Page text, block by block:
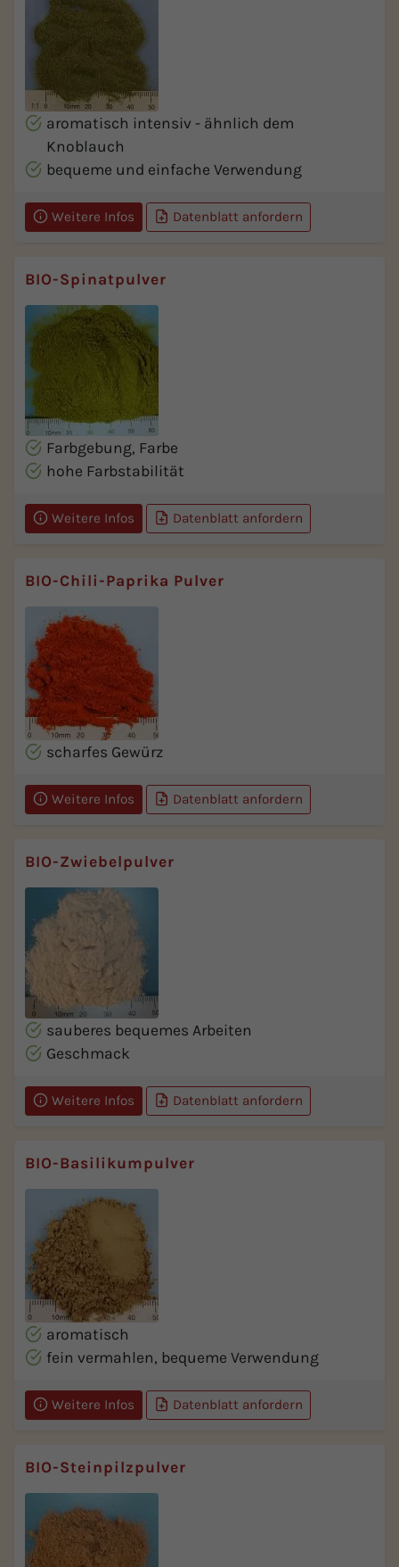
aromatisch intensiv - ähnlich dem
Knoblauch
bequeme und einfache Verwendung
Weitere Infos Datenblatt anfordern
BIO-Spinatpulver
Farbgebung, Farbe
hohe Farbstabilität
Weitere Infos Datenblatt anfordern
BIO-Chili-Paprika Pulver
scharfes Gewürz
Weitere Infos Datenblatt anfordern
BIO-Zwiebelpulver
sauberes bequemes Arbeiten
Geschmack
Weitere Infos Datenblatt anfordern
BIO-Basilikumpulver
aromatisch
fein vermahlen, bequeme Verwendung
Weitere Infos Datenblatt anfordern
BIO-Steinpilzpulver